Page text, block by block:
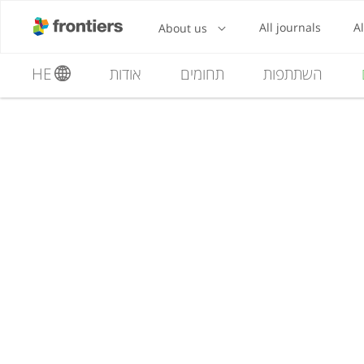
השתתפות תחומים אודות HE